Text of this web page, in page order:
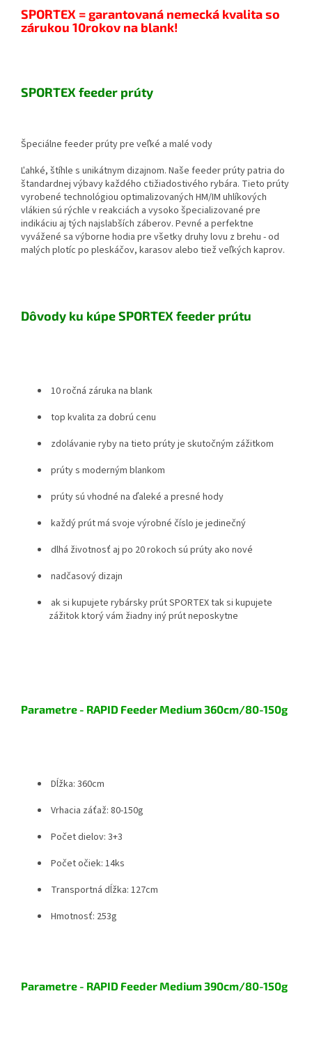
SPORTEX = garantovaná nemecká kvalita so
zárukou 10rokov na blank!
SPORTEX feeder prúty
Špeciálne feeder prúty pre veľké a malé vody
Ľahké, štíhle s unikátnym dizajnom. Naše feeder prúty patria do
štandardnej výbavy každého ctižiadostivého rybára. Tieto prúty
vyrobené technológiou optimalizovaných HM/IM uhlíkových
vlákien sú rýchle v reakciách a vysoko špecializované pre
indikáciu aj tých najslabších záberov. Pevné a perfektne
vyvážené sa výborne hodia pre všetky druhy lovu z brehu - od
malých plotíc po pleskáčov, karasov alebo tiež veľkých kaprov.
Dôvody ku kúpe SPORTEX feeder prútu
10 ročná záruka na blank
top kvalita za dobrú cenu
zdolávanie ryby na tieto prúty je skutočným zážitkom
prúty s moderným blankom
prúty sú vhodné na ďaleké a presné hody
každý prút má svoje výrobné číslo je jedinečný
dlhá životnosť aj po 20 rokoch sú prúty ako nové
nadčasový dizajn
ak si kupujete rybársky prút SPORTEX tak si kupujete
zážitok ktorý vám žiadny iný prút neposkytne
Parametre - RAPID Feeder Medium 360cm/80-150g
Dĺžka: 360cm
Vrhacia záťaž: 80-150g
Počet dielov: 3+3
Počet očiek: 14ks
Transportná dĺžka: 127cm
Hmotnosť: 253g
Parametre - RAPID Feeder Medium 390cm/80-150g